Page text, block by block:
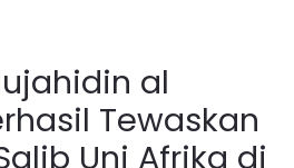
al
Tewaskan
Uni Afrika di